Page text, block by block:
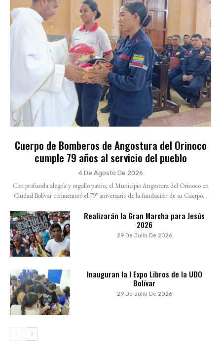
Cuerpo de Bomberos de Angostura del Orinoco
cumple 79 años al servicio del pueblo
4 De Agosto De 2026
Con profunda alegría y orgullo patrio, el Municipio Angostura del Orinoco en
Ciudad Bolívar conmemoró el 79° aniversario de la fundación de su Cuerpo...
Realizarán la Gran Marcha para Jesús
2026
29 De Julio De 2026
Inauguran la I Expo Libros de la UDO
Bolívar
29 De Julio De 2026